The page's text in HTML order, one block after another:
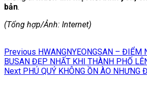
bản.
(Tổng hợp/Ảnh: Internet)
Điều
hướng
bài
Previous Previous
post:
HWANGNYEONGSAN – ĐIỂM
BUSAN ĐẸP NHẤT KHI THÀNH PHỐ
Next Next
PHÚ QUÝ KHÔNG ỒN ÀO NHƯNG